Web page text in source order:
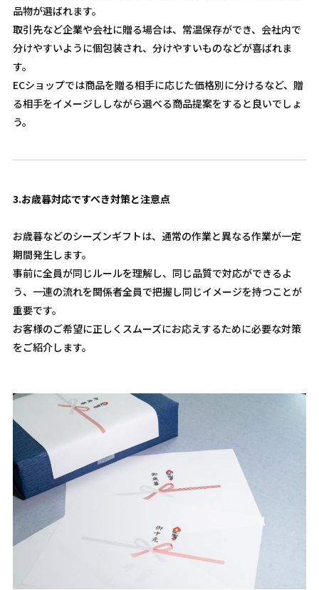
品物が選ばれます。
取引先など企業や会社に贈る場合は、常温保存ができ、会社内で
分けやすいように個包装され、分けやすいものなどが喜ばれま
す。
ECショップでは商品を贈る相手に応じた価格別に分けるなど、贈
る相手をイメージししながら選べる商品提案をすると良いでしょ
う。
3.お歳暮対応ですべき対策と注意点
お歳暮などのシーズンギフトは、通常の作業と異なる作業が一定
期間発生します。
事前に全員が同じルールを理解し、同じ品質で対応ができるよ
う、一連の流れを関係者全員で把握し同じイメージを持つことが
重要です。
お客様のご希望に正しくスムーズにお応えするために必要な対策
をご紹介します。